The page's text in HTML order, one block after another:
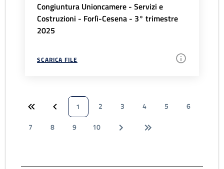
Congiuntura Unioncamere - Servizi e
Costruzioni - Forlì-Cesena - 3° trimestre
2025
SCARICA FILE
1 2 3 4 5
6
7
8 9 10